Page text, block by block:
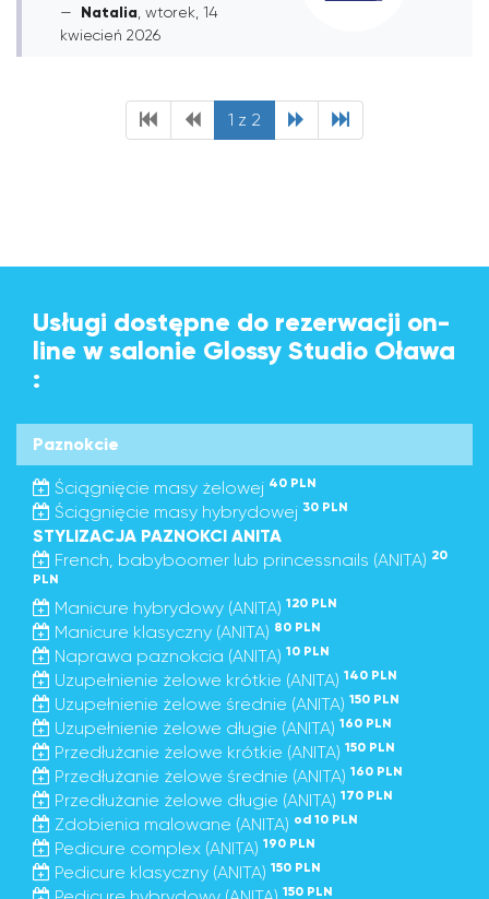
Natalia , wtorek, 14
kwiecień 2026
1 z 2
Usługi dostępne do rezerwacji on-
line w salonie Glossy Studio Oława
:
Paznokcie
Ściągnięcie masy żelowej 40 PLN
Ściągnięcie masy hybrydowej 30 PLN
STYLIZACJA PAZNOKCI ANITA
French, babyboomer lub princessnails (ANITA) 20
PLN
Manicure hybrydowy (ANITA) 120 PLN
Manicure klasyczny (ANITA) 80 PLN
Naprawa paznokcia (ANITA) 10 PLN
Uzupełnienie żelowe krótkie (ANITA) 140 PLN
Uzupełnienie żelowe średnie (ANITA) 150 PLN
Uzupełnienie żelowe długie (ANITA) 160 PLN
Przedłużanie żelowe krótkie (ANITA) 150 PLN
Przedłużanie żelowe średnie (ANITA) 160 PLN
Przedłużanie żelowe długie (ANITA) 170 PLN
Zdobienia malowane (ANITA) od 10 PLN
Pedicure complex (ANITA) 190 PLN
Pedicure klasyczny (ANITA) 150 PLN
150 PLN